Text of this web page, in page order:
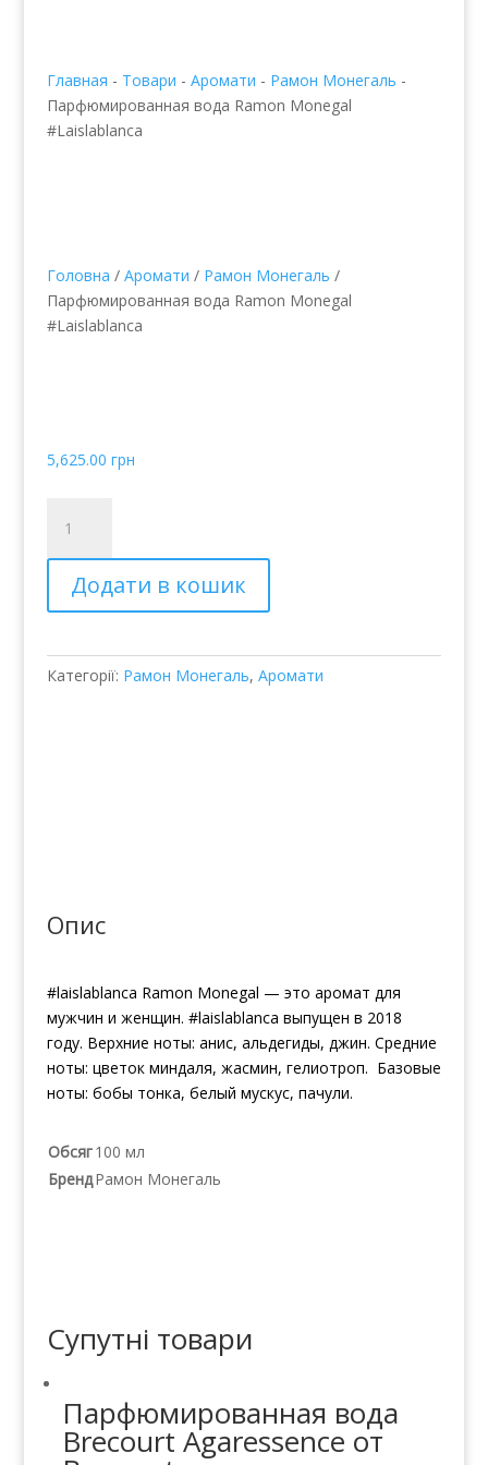
Главная - Товари - Аромати - Рамон Монегаль -
Парфюмированная вода Ramon Monegal
#Laislablanca
Головна / Аромати / Рамон Монегаль /
Парфюмированная вода Ramon Monegal
#Laislablanca
5,625.00 грн
вода
Ramon
Monegal
#Laislablanca
Додати в кошик
Категорії: Рамон Монегаль, Аромати
Опис
#laislablanca Ramon Monegal — это аромат для
мужчин и женщин. #laislablanca выпущен в 2018
году. Верхние ноты: анис, альдегиды, джин. Средние
ноты: цветок миндаля, жасмин, гелиотроп. Базовые
ноты: бобы тонка, белый мускус, пачули.
Обсяг100 мл
БрендРамон Монегаль
Супутні товари
Парфюмированная вода
Brecourt Agaressence от